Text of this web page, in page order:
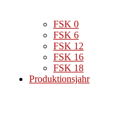
FSK 0
FSK 6
FSK 12
FSK 16
FSK 18
Produktionsjahr